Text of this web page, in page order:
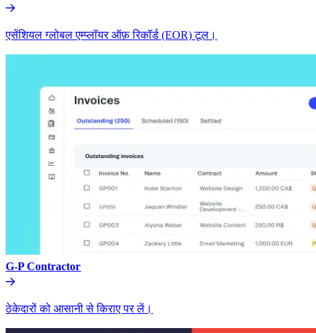
एसेंशियल ग्लोबल एम्प्लॉयर ऑफ़ रिकॉर्ड (EOR) टूल।​​
G-P Contractor​​
ठेकेदारों को आसानी से किराए पर लें।​​